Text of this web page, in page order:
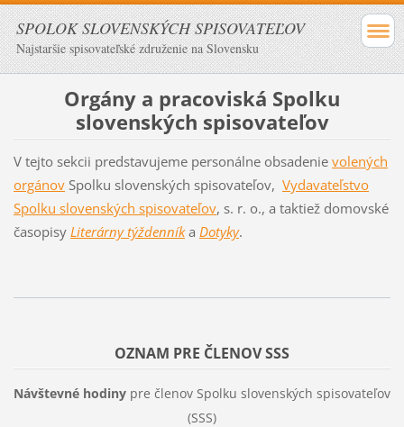
SPOLOK SLOVENSKÝCH SPISOVATEĽOV
Najstaršie spisovateľské združenie na Slovensku
Orgány a pracoviská Spolku
slovenských spisovateľov
V tejto sekcii predstavujeme personálne obsadenie volených
orgánovSpolku slovenských spisovateľov, Vydavateľstvo
Spolku slovenských spisovateľov, s. r. o., a taktiež domovské
časopisy Literárny týždenníka Dotyky.
OZNAM PRE ČLENOV SSS
Návštevné hodiny pre členov Spolku slovenských spisovateľov
(SSS)